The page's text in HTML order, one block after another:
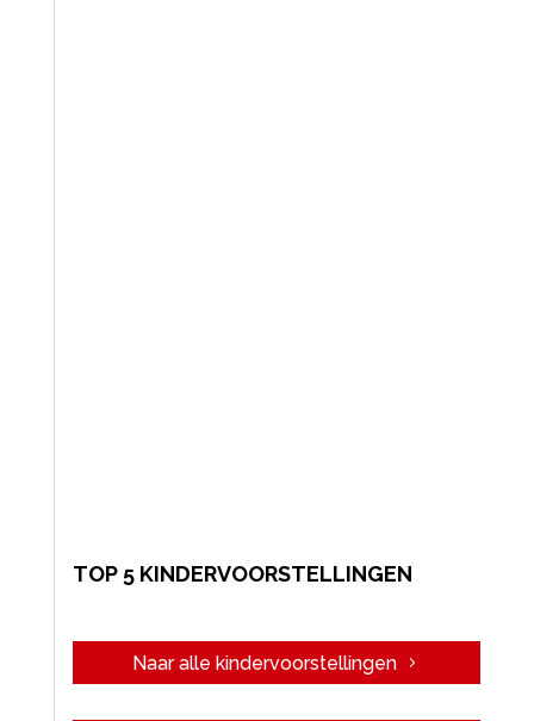
TOP 5 KINDERVOORSTELLINGEN
Naar alle kindervoorstellingen